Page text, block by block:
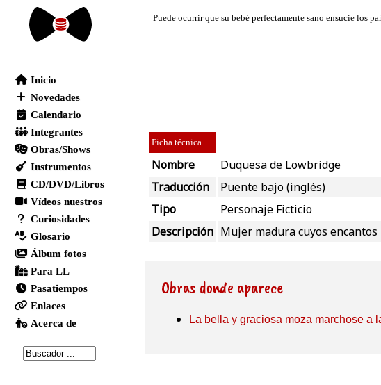
Ficha técnica
Nombre
Duquesa de Lowbridge
Traducción
Puente bajo (inglés)
Tipo
Personaje Ficticio
Descripción Mujer madura cuyos
Obras donde aparece
La bella y graciosa moza marchose a